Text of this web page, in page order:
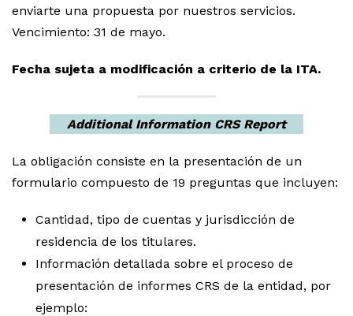
enviarte una propuesta por nuestros servicios.
Vencimiento: 31 de mayo.
Fecha sujeta a modificación a criterio de la ITA.
Additional Information CRS Report
La obligación consiste en la presentación de un
formulario compuesto de 19 preguntas que incluyen:
Cantidad, tipo de cuentas y jurisdicción de
residencia de los titulares.
Información detallada sobre el proceso de
presentación de informes CRS de la entidad, por
ejemplo: